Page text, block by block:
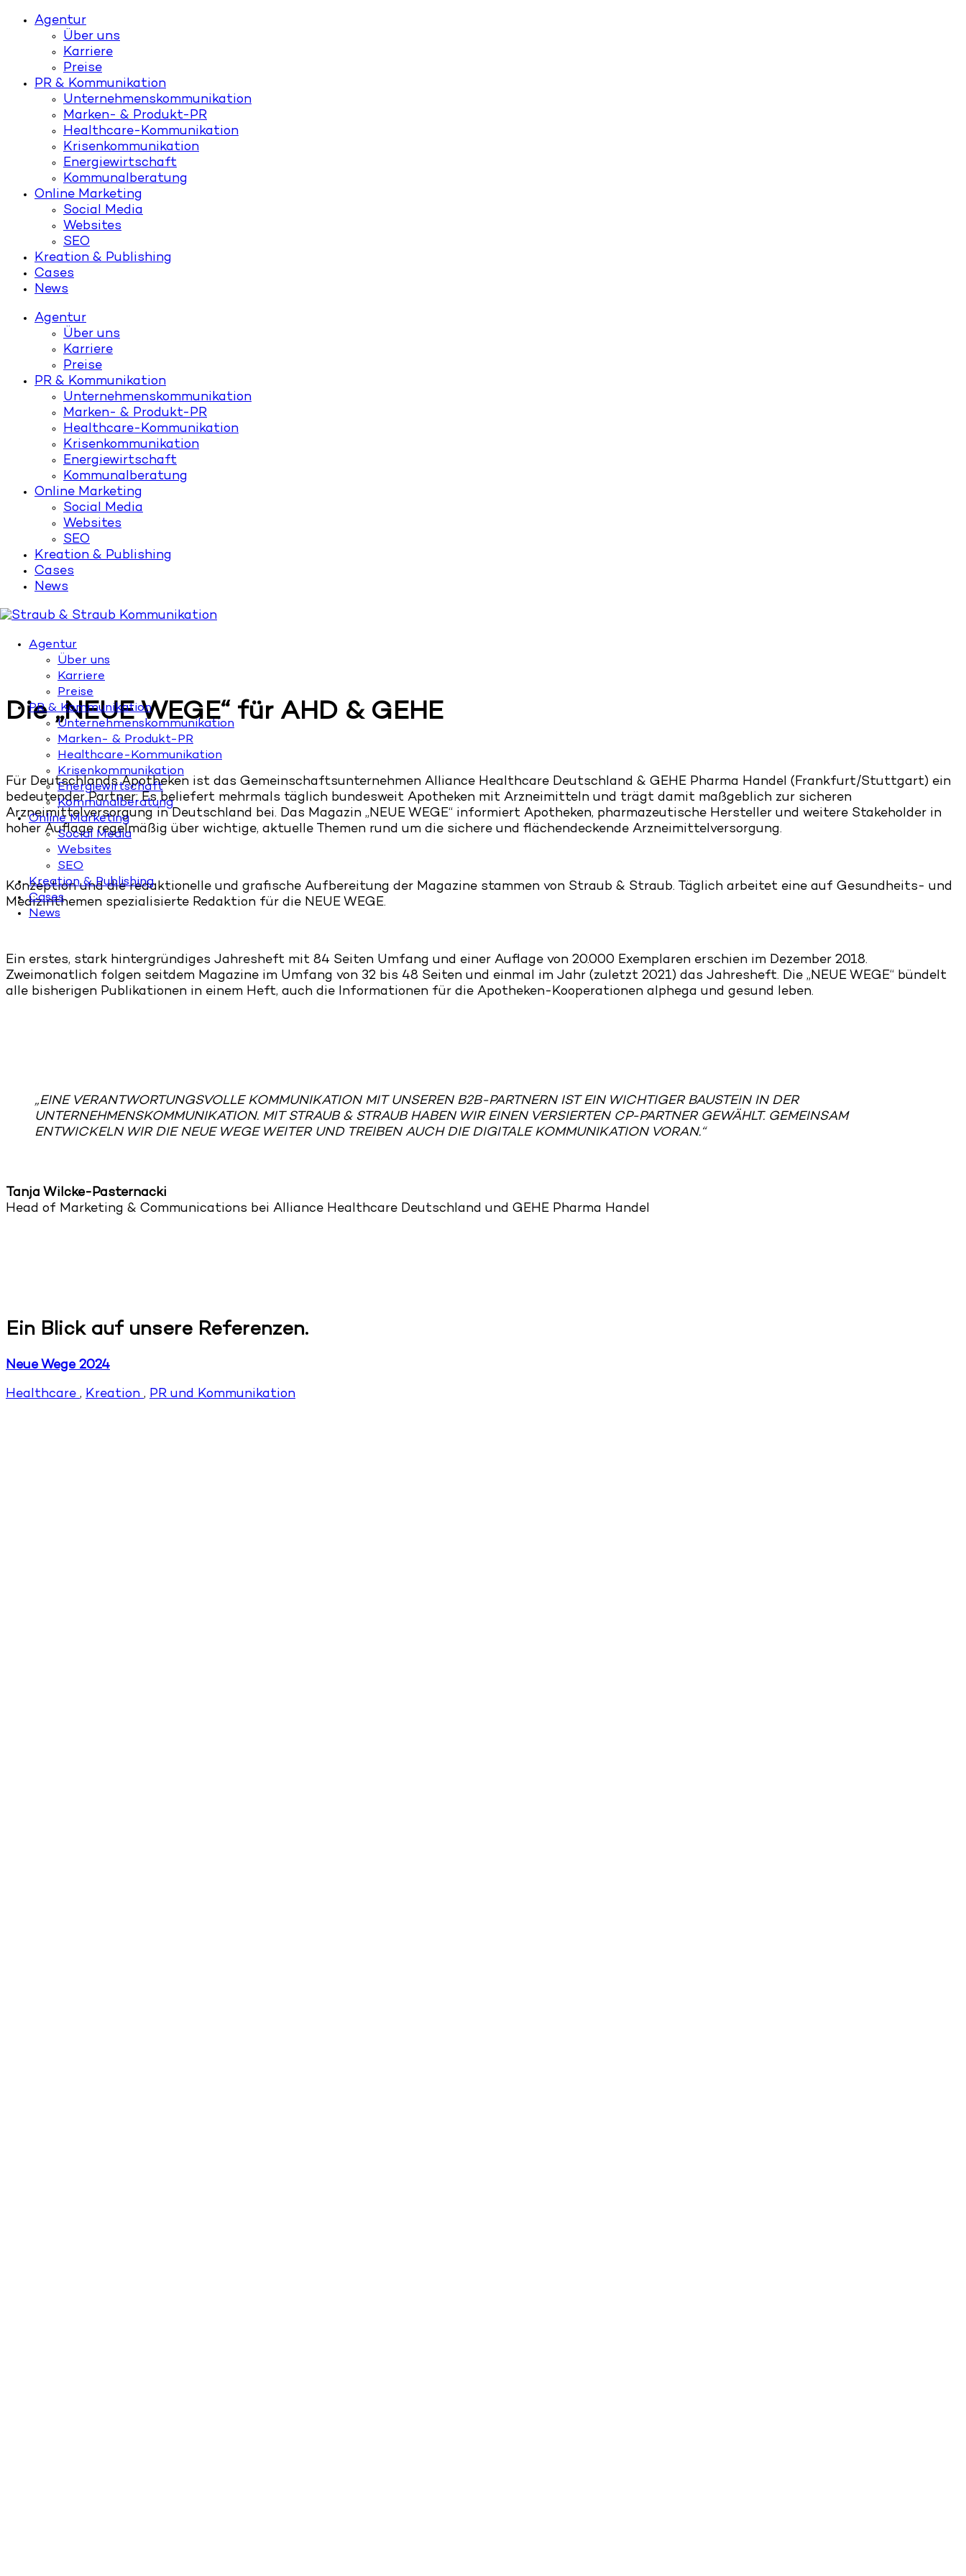
Agentur
Über uns
Karriere
Preise
PR & Kommunikation
Unternehmenskommunikation
Marken- & Produkt-PR
Healthcare-Kommunikation
Krisenkommunikation
Energiewirtschaft
Kommunalberatung
Online Marketing
Social Media
Websites
SEO
Kreation & Publishing
Cases
News
Agentur
Über uns
Karriere
Preise
PR & Kommunikation
Unternehmenskommunikation
Marken- & Produkt-PR
Healthcare-Kommunikation
Krisenkommunikation
Energiewirtschaft
Kommunalberatung
Online Marketing
Social Media
Websites
SEO
Kreation & Publishing
Cases
News
Agentur
Über uns
Karriere
Preise
PR & Kommunikation
Unternehmenskommunikation
Marken- & Produkt-PR
Healthcare-Kommunikation
Krisenkommunikation
Energiewirtschaft
Kommunalberatung
Online Marketing
Social Media
Websites
SEO
Kreation & Publishing
Cases
News
Die „NEUE WEGE“ für AHD & GEHE
Für Deutschlands Apotheken ist das Gemeinschaftsunternehmen Alliance Healthcare Deutschland & GEHE Pharma Handel (Frankfurt/Stuttgart) ein
bedeutender Partner: Es beliefert mehrmals täglich bundesweit Apotheken mit Arzneimitteln und trägt damit maßgeblich zur sicheren
Arzneimittelversorgung in Deutschland bei. Das Magazin „NEUE WEGE“ informiert Apotheken, pharmazeutische Hersteller und weitere Stakeholder in
hoher Auflage regelmäßig über wichtige, aktuelle Themen rund um die sichere und flächendeckende Arzneimittelversorgung.
Konzeption und die redaktionelle und grafische Aufbereitung der Magazine stammen von Straub & Straub. Täglich arbeitet eine auf Gesundheits- und
Medizinthemen spezialisierte Redaktion für die NEUE WEGE.
Ein erstes, stark hintergründiges Jahresheft mit 84 Seiten Umfang und einer Auflage von 20.000 Exemplaren erschien im Dezember 2018.
Zweimonatlich folgen seitdem Magazine im Umfang von 32 bis 48 Seiten und einmal im Jahr (zuletzt 2021) das Jahresheft. Die „NEUE WEGE“ bündelt
alle bisherigen Publikationen in einem Heft, auch die Informationen für die Apotheken-Kooperationen alphega und gesund leben.
„EINE VERANTWORTUNGSVOLLE KOMMUNIKATION MIT UNSEREN B2B-PARTNERN IST EIN WICHTIGER BAUSTEIN IN DER
UNTERNEHMENSKOMMUNIKATION. MIT STRAUB & STRAUB HABEN WIR EINEN VERSIERTEN CP-PARTNER GEWÄHLT. GEMEINSAM
ENTWICKELN WIR DIE NEUE WEGE WEITER UND TREIBEN AUCH DIE DIGITALE KOMMUNIKATION VORAN.“
Tanja Wilcke-Pasternacki
Head of Marketing & Communications bei Alliance Healthcare Deutschland und GEHE Pharma Handel
Ein Blick auf unsere Referenzen.
Neue Wege 2024
Healthcare , Kreation , PR und Kommunikation